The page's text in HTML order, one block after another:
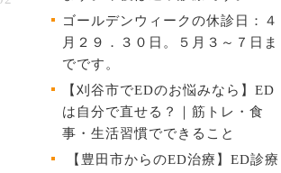
ゴールデンウィークの休診日：４
月２９．３０日。５月３～７日ま
でです。
【刈谷市でEDのお悩みなら】ED
は自分で直せる？｜筋トレ・食
事・生活習慣でできること
【豊田市からのED治療】ED診療